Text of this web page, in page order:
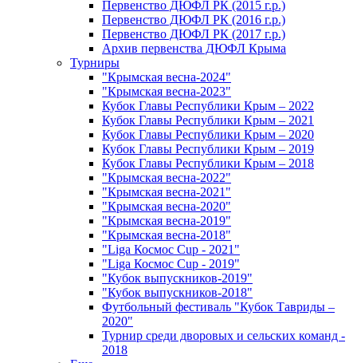
Первенство ДЮФЛ РК (2015 г.р.)
Первенство ДЮФЛ РК (2016 г.р.)
Первенство ДЮФЛ РК (2017 г.р.)
Архив первенства ДЮФЛ Крыма
Турниры
"Крымская весна-2024"
"Крымская весна-2023"
Кубок Главы Республики Крым – 2022
Кубок Главы Республики Крым – 2021
Кубок Главы Республики Крым – 2020
Кубок Главы Республики Крым – 2019
Кубок Главы Республики Крым – 2018
"Крымская весна-2022"
"Крымская весна-2021"
"Крымская весна-2020"
"Крымская весна-2019"
"Крымская весна-2018"
"Liga Космос Cup - 2021"
"Liga Космос Cup - 2019"
"Кубок выпускников-2019"
"Кубок выпускников-2018"
Футбольный фестиваль "Кубок Тавриды –
2020"
Турнир среди дворовых и сельских команд -
2018